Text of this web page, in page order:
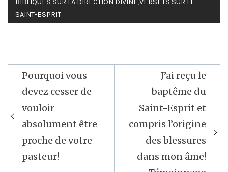
BIBLIQUES SUR LA DIRECTION DIVINE,VERSETS SUR LE
SAINT-ESPRIT
Navigation
de
l’article
Pourquoi vous
devez cesser de
vouloir
absolument être
proche de votre
pasteur!
J’ai reçu le
baptême du
Saint-Esprit et
compris l’origine
des blessures
dans mon âme!